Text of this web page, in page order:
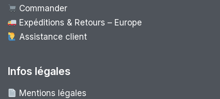
Commander
Expéditions & Retours – Europe
Assistance client
Infos légales
Mentions légales